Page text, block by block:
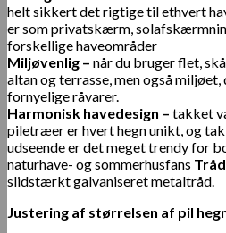
helt sikkert det rigtige til ethvert
er som privatskærm,
forskellige haveområder
Miljøvenlig – når du bruger flet,
altan og terrasse, men også
fornyelige råvarer.
Harmonisk havedesign – takket
piletræer er hvert hegn unikt, og
udseende er det meget trendy for
naturhave- og sommerhusfans
slidstærkt galvaniseret metaltråd.
Justering af størrelsen af pil